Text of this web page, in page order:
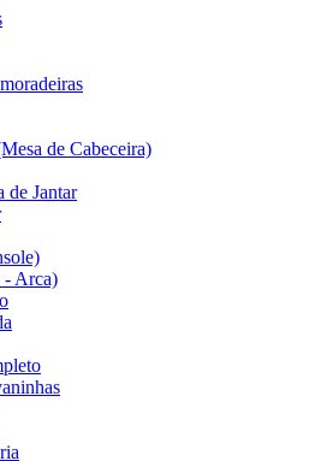
de Cabeceira)
de Jantar
- Arca)